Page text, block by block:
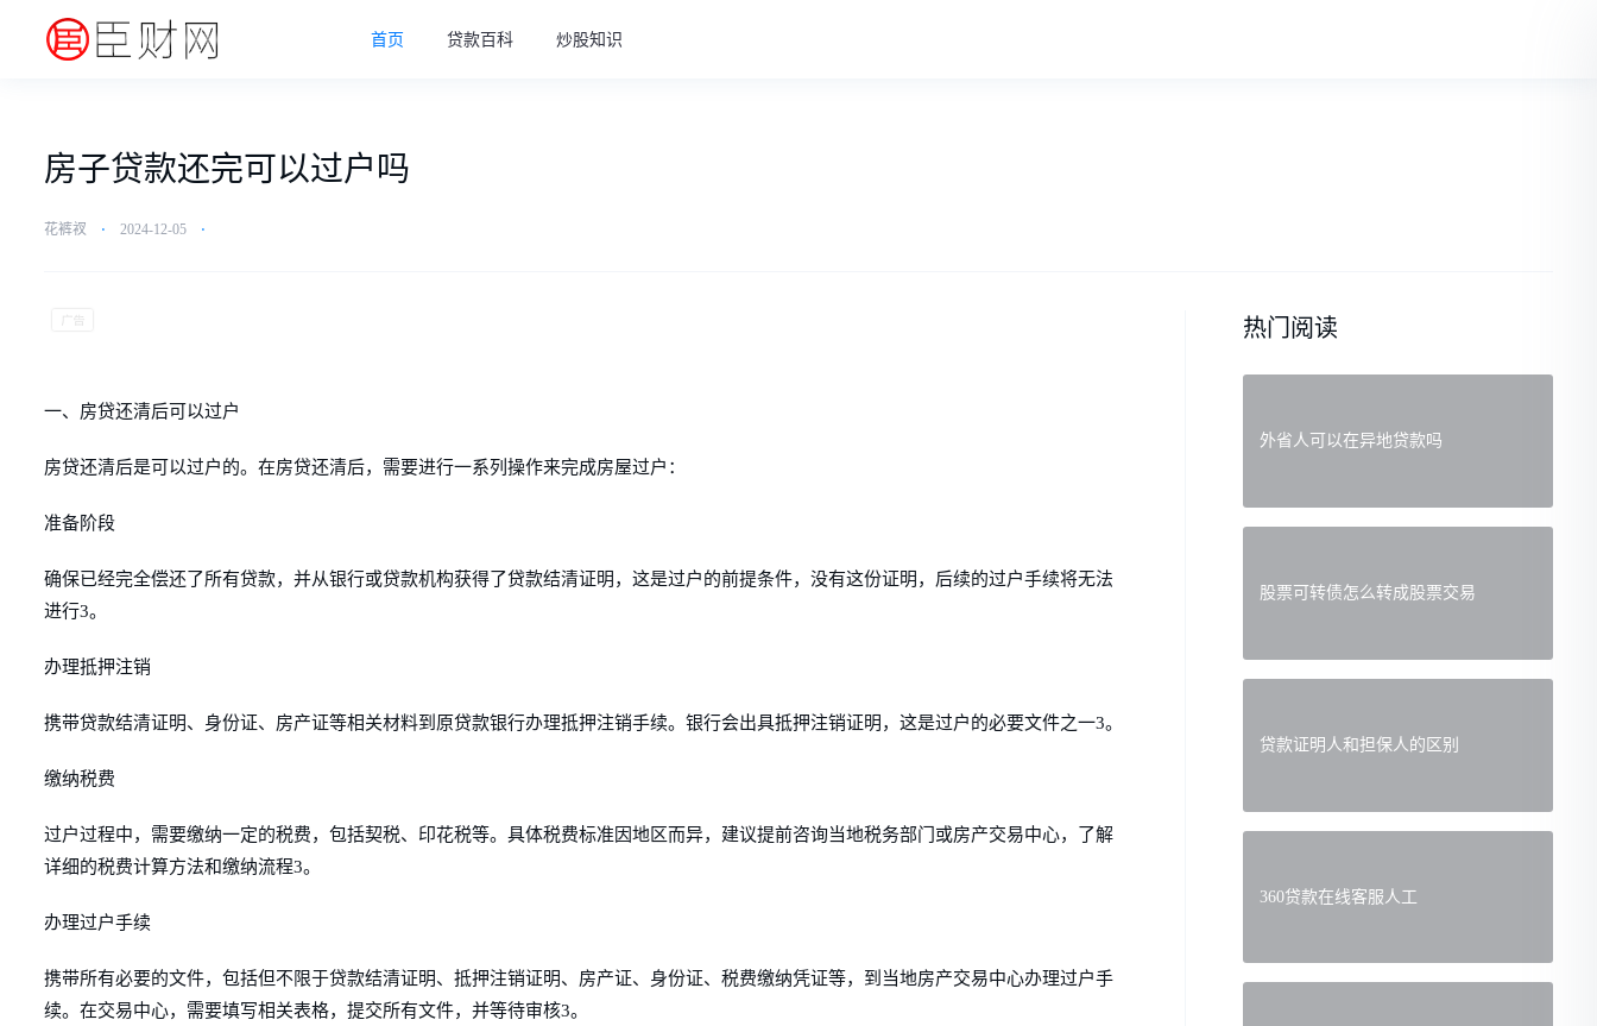
首页 贷款百科 炒股知识
房子贷款还完可以过户吗
花裤衩 ⋅ 2024-12-05 ⋅
一、房贷还清后可以过户
房贷还清后是可以过户的。在房贷还清后，需要进行一系列操作来完成房屋过户：
准备阶段
确保已经完全偿还了所有贷款，并从银行或贷款机构获得了贷款结清证明，这是过户的前提条件，没有这份证明，后续的过户手续将无法
进行3。
办理抵押注销
携带贷款结清证明、身份证、房产证等相关材料到原贷款银行办理抵押注销手续。银行会出具抵押注销证明，这是过户的必要文件之一3。
缴纳税费
过户过程中，需要缴纳一定的税费，包括契税、印花税等。具体税费标准因地区而异，建议提前咨询当地税务部门或房产交易中心，了解
详细的税费计算方法和缴纳流程3。
办理过户手续
携带所有必要的文件，包括但不限于贷款结清证明、抵押注销证明、房产证、身份证、税费缴纳凭证等，到当地房产交易中心办理过户手
续。在交易中心，需要填写相关表格，提交所有文件，并等待审核3。
热门阅读
外省人可以在异地贷款吗
股票可转债怎么转成股票交易
贷款证明人和担保人的区别
360贷款在线客服人工